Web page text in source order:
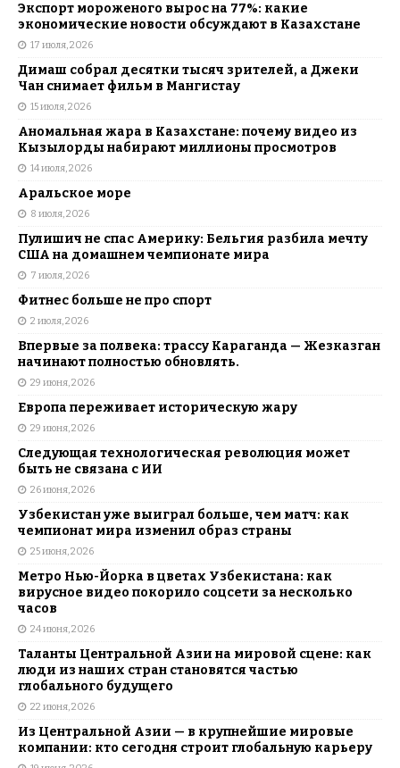
Экспорт мороженого вырос на 77%: какие
экономические новости обсуждают в Казахстане
17 июля, 2026
Димаш собрал десятки тысяч зрителей, а Джеки
Чан снимает фильм в Мангистау
15 июля, 2026
Аномальная жара в Казахстане: почему видео из
Кызылорды набирают миллионы просмотров
14 июля, 2026
Аральское море
8 июля, 2026
Пулишич не спас Америку: Бельгия разбила мечту
США на домашнем чемпионате мира
7 июля, 2026
Фитнес больше не про спорт
2 июля, 2026
Впервые за полвека: трассу Караганда — Жезказган
начинают полностью обновлять.
29 июня, 2026
Европа переживает историческую жару
29 июня, 2026
Следующая технологическая революция может
быть не связана с ИИ
26 июня, 2026
Узбекистан уже выиграл больше, чем матч: как
чемпионат мира изменил образ страны
25 июня, 2026
Метро Нью-Йорка в цветах Узбекистана: как
вирусное видео покорило соцсети за несколько
часов
24 июня, 2026
Таланты Центральной Азии на мировой сцене: как
люди из наших стран становятся частью
глобального будущего
22 июня, 2026
Из Центральной Азии — в крупнейшие мировые
компании: кто сегодня строит глобальную карьеру